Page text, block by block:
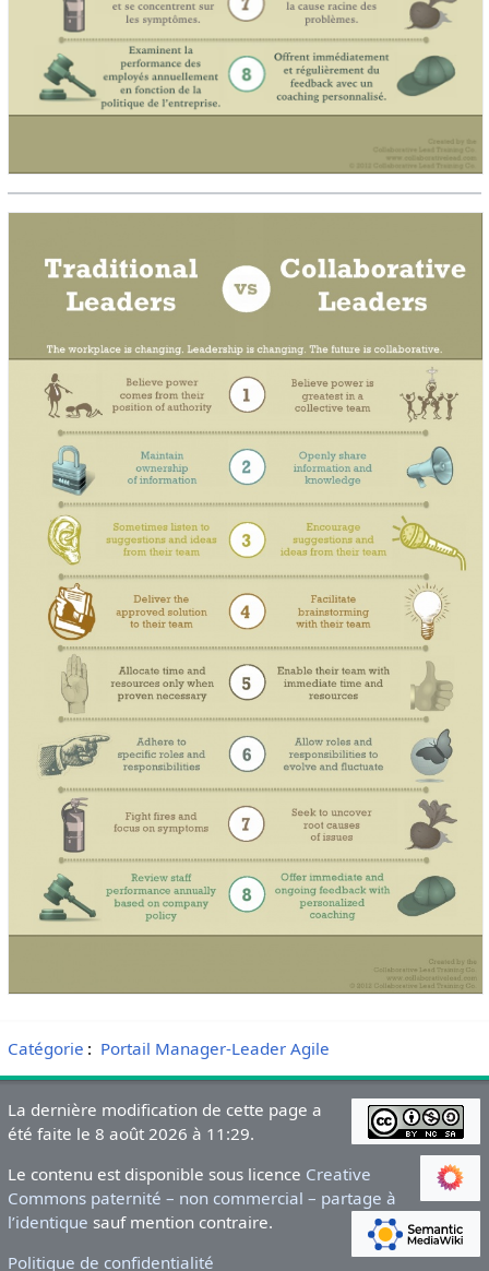
Catégorie : Portail Manager-Leader Agile
La dernière modification de cette page a
été faite le 8 août 2026 à 11:29.
Le contenu est disponible sous licence Creative
Commons paternité – non commercial – partage à
l’identique sauf mention contraire.
Politique de confidentialité